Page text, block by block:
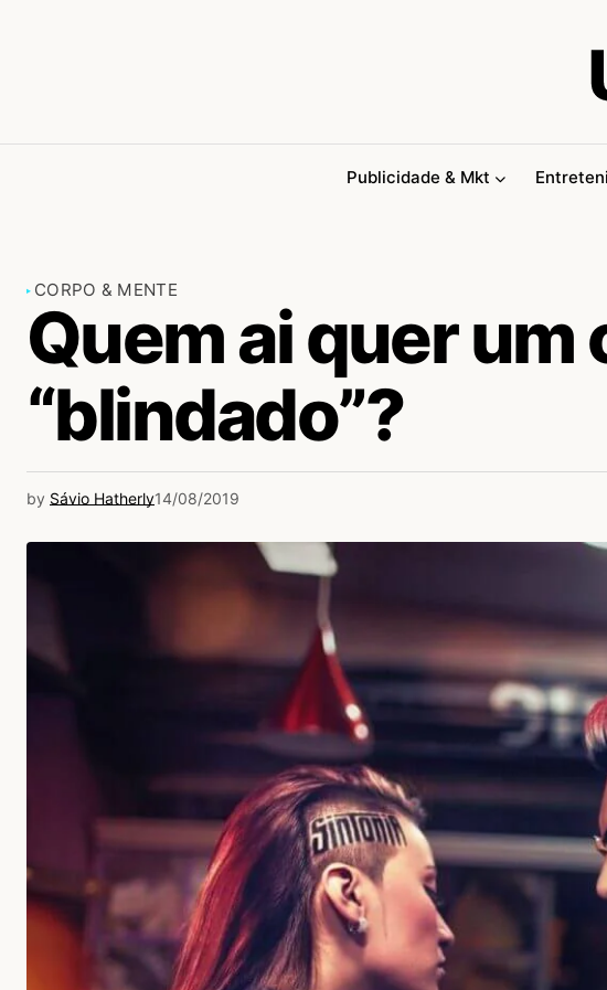
Publicidade & Mkt
CORPO & MENTE
Quem ai quer
“blindado”?
by Sávio Hatherly14/08/2019